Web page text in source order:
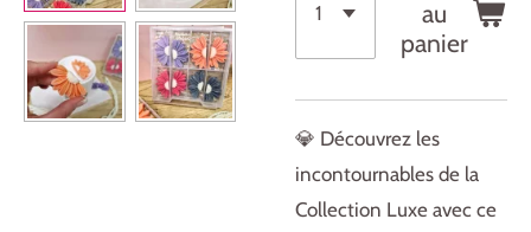
au
panier
💎 Découvrez les
incontournables de la
Collection Luxe avec ce